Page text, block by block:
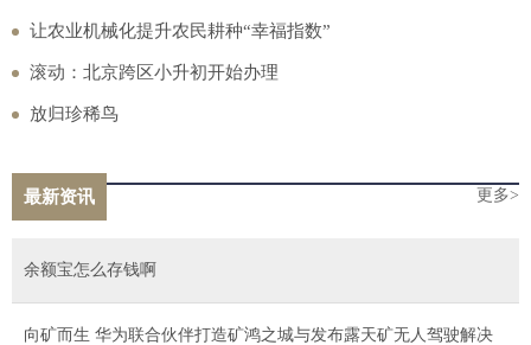
让农业机械化提升农民耕种“幸福指数”
滚动：北京跨区小升初开始办理
放归珍稀鸟
最新资讯 更多>
余额宝怎么存钱啊
向矿而生 华为联合伙伴打造矿鸿之城与发布露天矿无人驾驶解决